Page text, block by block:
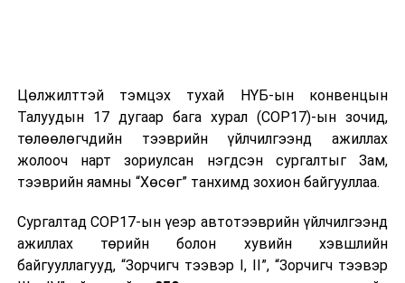
“Дэлхийн хуримтлалын өдөр 2021” нэгдсэн арга
хэмжээг энэ жил 10 дугаар сарын 12-нд Мандалговь
хотод, 10 дугаар сарын 19-нд Дархан хотод, 10 дугаар
сарын 21-нд Эрдэнэт хотод, 10 дугаар сарын 26-нд
Баруун-Урт хотод, 10 дугаар сарын 30-нд Улаанбаатар
хотод тус тус зохион байгуулах юмгэж
Монголбанкнаас мэдээллээ.
Цөлжилттэй тэмцэх тухай НҮБ-ын конвенцын
Талуудын 17 дугаар бага хурал (COP17)-ын зочид,
төлөөлөгчдийн тээврийн үйлчилгээнд ажиллах
жолооч нарт зориулсан нэгдсэн сургалтыг Зам,
тээврийн яамны “Хөсөг” танхимд зохион байгууллаа.
Сургалтад COP17-ын үеэр автотээврийн үйлчилгээнд
ажиллах төрийн болон хувийн хэвшлийн
байгууллагууд, “Зорчигч тээвэр I, II”, “Зорчигч тээвэр